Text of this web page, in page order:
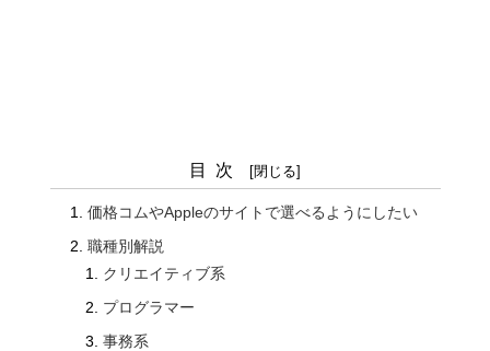
目次
価格コムやAppleのサイトで選べるようにしたい
職種別解説
クリエイティブ系
プログラマー
事務系